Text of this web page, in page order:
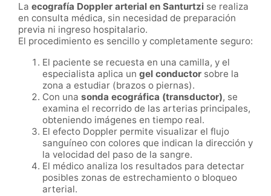
La ecografía Doppler arterial en Santurtzi se realiza
en consulta médica, sin necesidad de preparación
previa ni ingreso hospitalario.
El procedimiento es sencillo y completamente seguro:
El paciente se recuesta en una camilla, y el
especialista aplica un gel conductor sobre la
zona a estudiar (brazos o piernas).
Con una sonda ecográfica (transductor), se
examina el recorrido de las arterias principales,
obteniendo imágenes en tiempo real.
El efecto Doppler permite visualizar el flujo
sanguíneo con colores que indican la dirección y
la velocidad del paso de la sangre.
El médico analiza los resultados para detectar
posibles zonas de estrechamiento o bloqueo
arterial.